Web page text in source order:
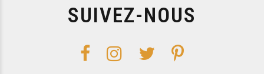
SUIVEZ-NOUS